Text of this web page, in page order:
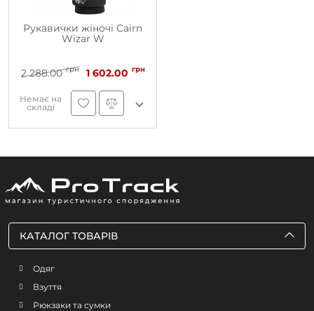
Рукавички жіночі Cairn
Wizar W
2 288.00 грн 1 602.00 грн
Немає на
складі
КАТАЛОГ ТОВАРІВ
Одяг
Взуття
Рюкзаки та сумки